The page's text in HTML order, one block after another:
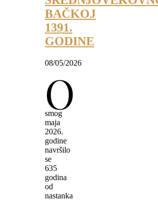
BAČKOJ
1391.
GODINE
08/05/2026
O
smog
maja
2026.
godine
navršilo
se
635
godina
od
nastanka